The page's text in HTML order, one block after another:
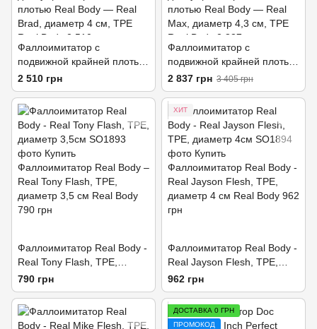
Фаллоимитатор с
подвижной крайней плотью
Real Body — Real Brad,
диаметр 4 см, TPE
2 510 грн
Фаллоимитатор с
подвижной крайней плотью
Real Body - Real Max,
диаметр 4,3см, TPE
2 837 грн 3 405 грн
Фаллоимитатор Real Body -
Real Tony Flash, TPE,
диаметр 3,5см
790 грн
ХИТ
Фаллоимитатор Real Body -
Real Jayson Flesh, TPE,
диаметр 4см
962 грн
ДОСТАВКА 0 ГРН
ПРОМОКОД